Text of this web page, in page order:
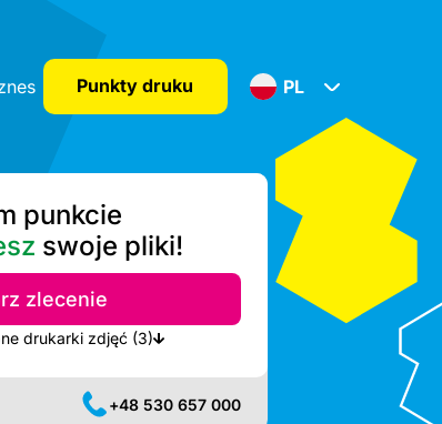
Punkty druku PL
punkcie
swoje pliki!
zlecenie
Pokaż najbliższe dostępne drukarki zdjęć (3)
+48 530 657 000